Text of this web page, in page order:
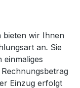
bieten wir Ihnen
an. Sie
Einzug erfolgt